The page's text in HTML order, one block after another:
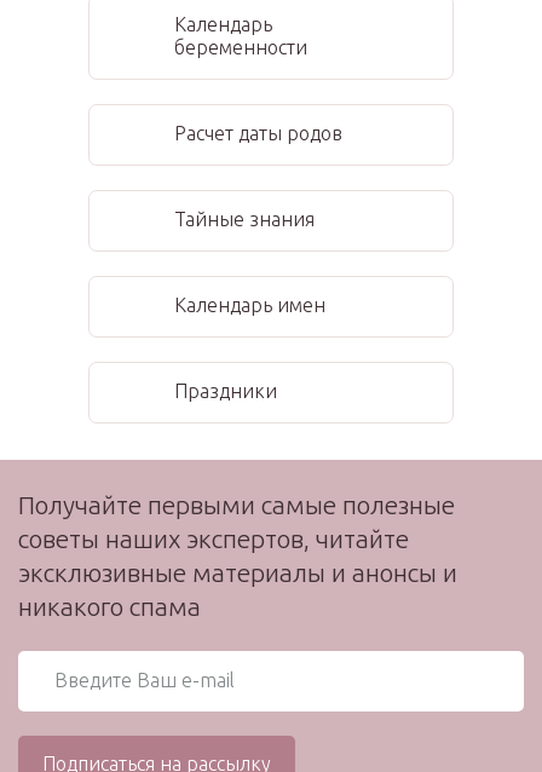
Календарь
беременности
Расчет даты родов
Тайные знания
Календарь имен
Праздники
Получайте первыми самые полезные
советы наших экспертов, читайте
эксклюзивные материалы и анонсы и
никакого спама